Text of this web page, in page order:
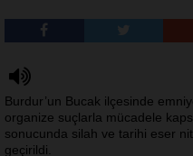
Burdur’un Bucak ilçesinde
organize suçlarla mücadele
sonucunda silah ve tarihi eser
geçirildi.